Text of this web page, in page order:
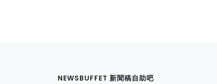
NEWSBUFFET 新聞稿自助吧